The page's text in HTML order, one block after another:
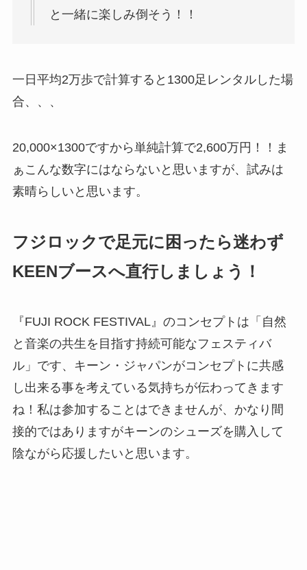
と一緒に楽しみ倒そう！！
一日平均2万歩で計算すると1300足レンタルした場
合、、、
20,000×1300ですから単純計算で2,600万円！！ま
ぁこんな数字にはならないと思いますが、試みは
素晴らしいと思います。
フジロックで足元に困ったら迷わず
KEENブースへ直行しましょう！
『FUJI ROCK FESTIVAL』のコンセプトは「自然
と音楽の共生を目指す持続可能なフェスティバ
ル」です、キーン・ジャパンがコンセプトに共感
し出来る事を考えている気持ちが伝わってきます
ね！私は参加することはできませんが、かなり間
接的ではありますがキーンのシューズを購入して
陰ながら応援したいと思います。